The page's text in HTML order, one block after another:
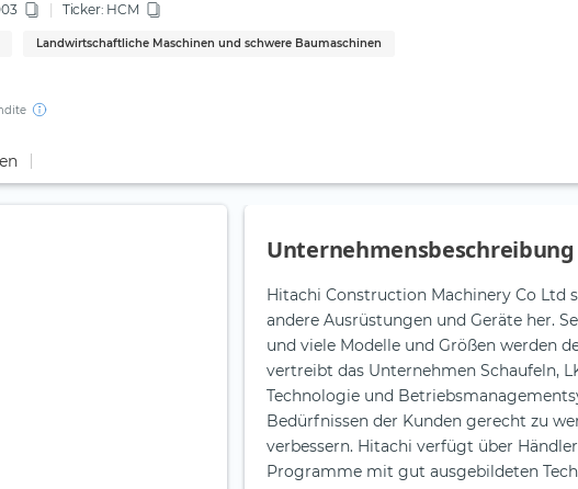
Ticker: HCM
Landwirtschaftliche Maschinen und schwere Baumaschinen
Unternehmensbeschreibung
Hitachi Construction Machinery Co Ltd
andere Ausrüstungen und Geräte her.
und viele Modelle und Größen werden
vertreibt das Unternehmen Schaufeln,
Technologie und
Bedürfnissen der Kunden gerecht zu
verbessern. Hitachi verfügt über
Programme mit gut ausgebildeten